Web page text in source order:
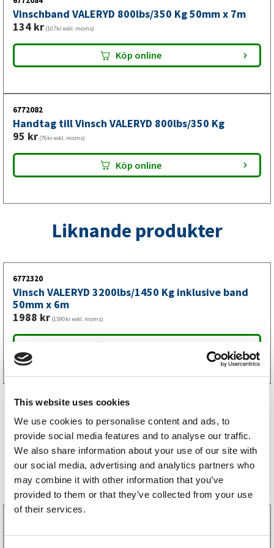
This website uses cookies
We use cookies to personalise content and ads, to
provide social media features and to analyse our traffic.
We also share information about your use of our site with
our social media, advertising and analytics partners who
may combine it with other information that you’ve
provided to them or that they’ve collected from your use
of their services.
Vinschband VALERYD 800lbs/350 Kg 50mm x 7m
134 kr (107kr exkl. moms)
Köp online
6772082
Handtag till Vinsch VALERYD 800lbs/350 Kg
95 kr (76kr exkl. moms)
Köp online
Liknande produkter
6772320
Vinsch VALERYD 3200lbs/1450 Kg inklusive band
50mm x 6m
1988 kr (1590kr exkl. moms)
Storsäljare
LGF Skylt Självhäftande